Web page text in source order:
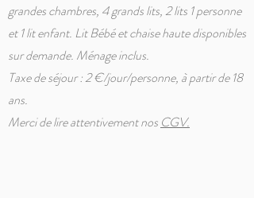
grandes chambres, 4 grands lits, 2 lits 1 personne
et 1 lit enfant. Lit Bébé et chaise haute disponibles
sur demande. Ménage inclus.
Taxe de séjour : 2 €/jour/personne, à partir de 18
ans.
Merci de lire attentivement nos CGV.